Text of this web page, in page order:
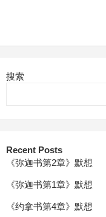
搜索
Recent Posts
《弥迦书第2章》默想
《弥迦书第1章》默想
《约拿书第4章》默想